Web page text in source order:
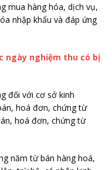
mua hàng hóa, dịch vụ,
nhập khẩu và đáp ứng
ngày nghiệm thu có bị
đối với cơ sở kinh
hoá đơn, chứng từ
hoá đơn, chứng từ
năm từ bán hàng hoá,